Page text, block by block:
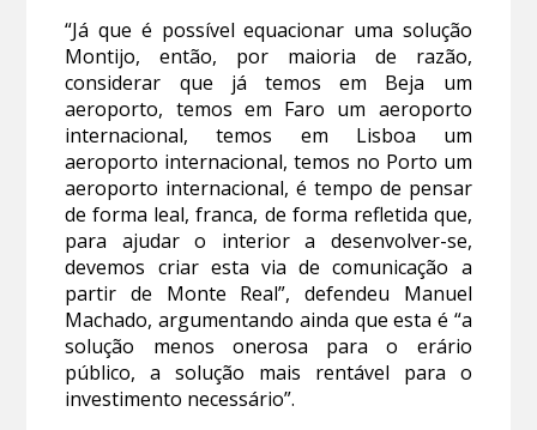
“Já que é possível equacionar uma solução
Montijo, então, por maioria de razão,
considerar que já temos em Beja um
aeroporto, temos em Faro um aeroporto
internacional, temos em Lisboa um
aeroporto internacional, temos no Porto um
aeroporto internacional, é tempo de pensar
de forma leal, franca, de forma refletida que,
para ajudar o interior a desenvolver-se,
devemos criar esta via de comunicação a
partir de Monte Real”, defendeu Manuel
Machado, argumentando ainda que esta é “a
solução menos onerosa para o erário
público, a solução mais rentável para o
investimento necessário”.